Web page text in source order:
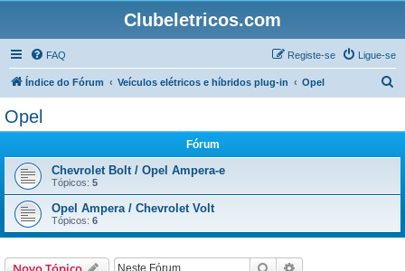
Clubeletricos.com
FAQ Ligue-se
Registe-se
Índice do Fórum Veículos elétricos e híbridos plug-in Opel
a
Opel
Fórum
Chevrolet Bolt / Opel Ampera-e
Tópicos: 5
Opel Ampera / Chevrolet Volt
Tópicos: 6
Pesquisar